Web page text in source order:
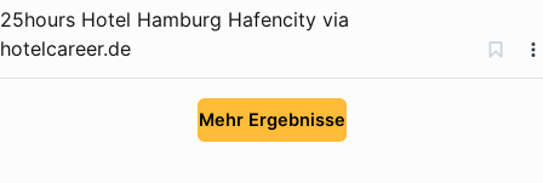
25hours Hotel Hamburg Hafencity via
hotelcareer.de
Mehr Ergebnisse